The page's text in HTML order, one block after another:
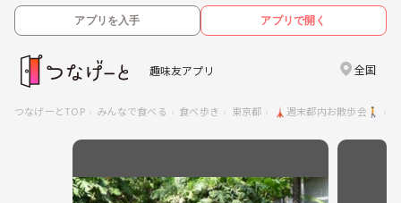
アプリを入手 アプリで開く
趣味友アプリ 全国
つなげーとTOP みんなで食べる 食べ歩き 東京都 🗼週末都内お散歩会🚶